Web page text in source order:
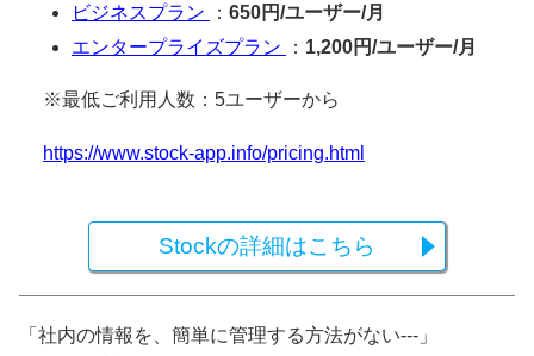
ビジネスプラン
： 650円/ユーザー/月
エンタープライズプラン
： 1,200円/ユーザー/月
※最低ご利用人数：5ユーザーから
https://www.stock-app.info/pricing.html
Stockの詳細はこちら
「社内の情報を、簡単に管理する方法がない---」